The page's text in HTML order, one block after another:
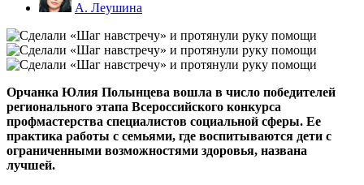
А. Леушина
Орчанка Юлия Полынцева вошла в число победителей
регионального этапа Всероссийского конкурса
профмастерства специалистов социальной сферы. Ее
практика работы с семьями, где воспитываются дети с
ограниченными возможностями здоровья, названа
лучшей.